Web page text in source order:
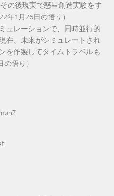
の後現実で惑星創造実験をす
年1月26日の悟り）
ュレーションで、同時並行的
在、未来がシミュレートされ
を作製してタイムトラベルも
悟り）